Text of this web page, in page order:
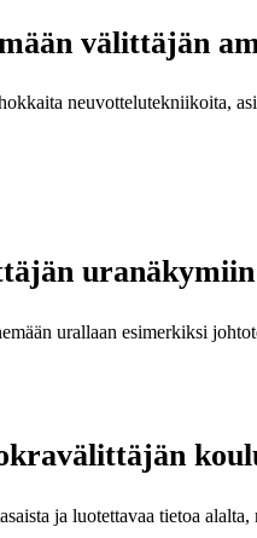
välittäjän
neuvottelutekniikoita,
urallaan esimerkiksi
ja luotettavaa tietoa